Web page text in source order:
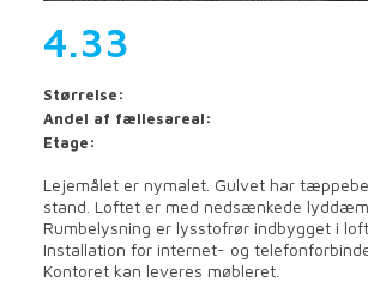
4.33
Størrelse:
Andel af fællesareal:
Etage:
Lejemålet er nymalet. Gulvet har
stand. Loftet er med nedsænkede
Rumbelysning er lysstofrør indbygget i
Installation for internet- og
Kontoret kan leveres møbleret.